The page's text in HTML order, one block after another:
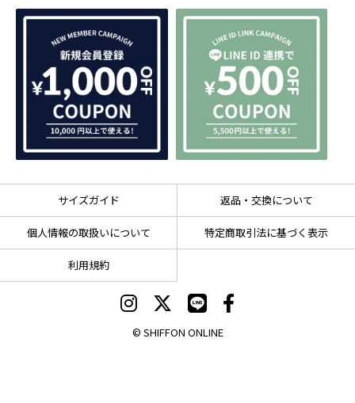
サイズガイド 返品・交換について
個人情報の取扱いについて 特定商取引法に基づく表示
利用規約
© SHIFFON ONLINE